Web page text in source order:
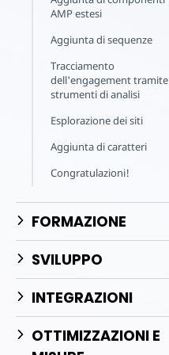
AMP estesi
Aggiunta di sequenze
Tracciamento
dell'engagement tramite
strumenti di analisi
Esplorazione dei siti
Aggiunta di caratteri
Congratulazioni!
FORMAZIONE
SVILUPPO
INTEGRAZIONI
OTTIMIZZAZIONI E